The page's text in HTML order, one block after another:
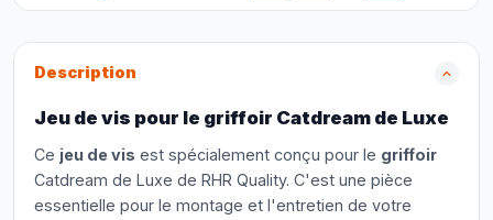
Description
Jeu de vis pour le griffoir Catdream de Luxe
Ce jeu de vis est spécialement conçu pour le griffoir
Catdream de Luxe de RHR Quality. C'est une pièce
essentielle pour le montage et l'entretien de votre